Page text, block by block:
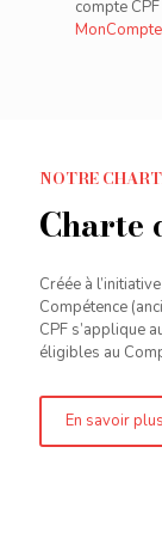
compte
NOTRE
Charte
Créée à
Compétence
CPF s’applique
éligibles au
En savoir plus